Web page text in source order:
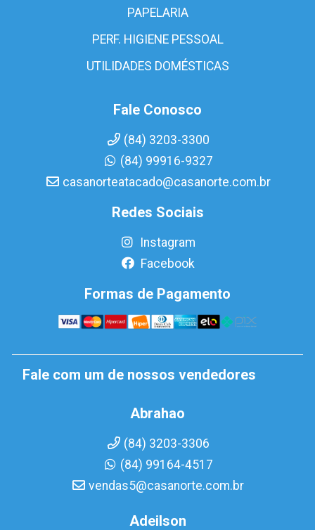
PAPELARIA
PERF. HIGIENE PESSOAL
UTILIDADES DOMÉSTICAS
Fale Conosco
(84) 3203-3300
(84) 99916-9327
casanorteatacado@casanorte.com.br
Redes Sociais
Instagram
Facebook
Formas de Pagamento
Fale com um de nossos vendedores
Abrahao
(84) 3203-3306
(84) 99164-4517
vendas5@casanorte.com.br
Adeilson